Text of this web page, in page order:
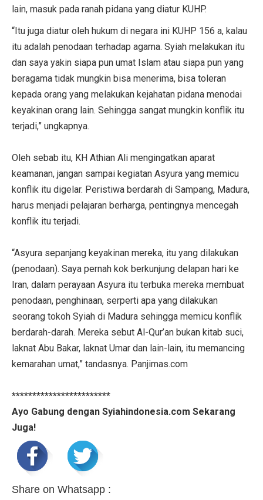
lain, masuk pada ranah pidana yang diatur KUHP.
“Itu juga diatur oleh hukum di negara ini KUHP 156 a, kalau
itu adalah penodaan terhadap agama. Syiah melakukan itu
dan saya yakin siapa pun umat Islam atau siapa pun yang
beragama tidak mungkin bisa menerima, bisa toleran
kepada orang yang melakukan kejahatan pidana menodai
keyakinan orang lain. Sehingga sangat mungkin konflik itu
terjadi,” ungkapnya.
Oleh sebab itu, KH Athian Ali mengingatkan aparat
keamanan, jangan sampai kegiatan Asyura yang memicu
konflik itu digelar. Peristiwa berdarah di Sampang, Madura,
harus menjadi pelajaran berharga, pentingnya mencegah
konflik itu terjadi.
“Asyura sepanjang keyakinan mereka, itu yang dilakukan
(penodaan). Saya pernah kok berkunjung delapan hari ke
Iran, dalam perayaan Asyura itu terbuka mereka membuat
penodaan, penghinaan, serperti apa yang dilakukan
seorang tokoh Syiah di Madura sehingga memicu konflik
berdarah-darah. Mereka sebut Al-Qur’an bukan kitab suci,
laknat Abu Bakar, laknat Umar dan lain-lain, itu memancing
kemarahan umat,” tandasnya. Panjimas.com
************************
Ayo Gabung dengan Syiahindonesia.com Sekarang
Juga!
Share on Whatsapp :